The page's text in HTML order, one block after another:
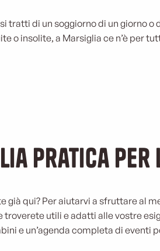
tratti di un soggiorno di un giorno
o insolite, a Marsiglia ce n’è per
Marsiglia con
pratica per
già qui? Per aiutarvi a sfruttare al
troverete utili e adatti alle vostre
e un’agenda completa di